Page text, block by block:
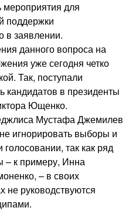
мероприятия для
поддержки
в заявлении.
данного вопроса на
уже сегодня четко
Так, поступали
кандидатов в президенты
Ющенко.
Мустафа Джемилев
игнорировать выборы и
так как ряд
– к примеру, Инна
– в своих
не руководствуются